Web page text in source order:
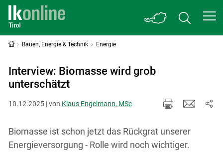
Bauen, Energie & Technik Energie
Interview: Biomasse wird grob
unterschätzt
10.12.2025 | von Klaus Engelmann, MSc
Biomasse ist schon jetzt das Rückgrat unserer
Energieversorgung - Rolle wird noch wichtiger.